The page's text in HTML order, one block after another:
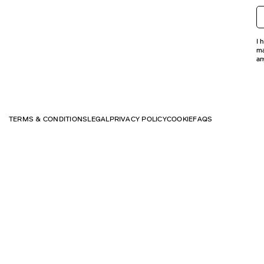
I
TERMS & CONDITIONSLEGALPRIVACY POLICYCOOKIEFAQS